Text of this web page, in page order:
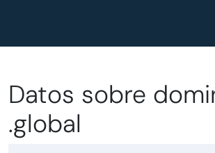
Datos sobre
.global